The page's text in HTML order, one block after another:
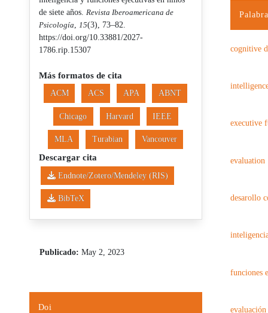
de siete años. Revista Iberoamericana de
Psicología
15(3), 73–82.
https://doi.org/10.33881/2027-
1786.rip.15307
Más formatos de cita
ACM ACS APA ABNT
Chicago Harvard IEEE
MLA Turabian Vancouver
Descargar cita
Endnote/Zotero/Mendeley (RIS)
BibTeX
Publicado: May 2, 2023
Doi
cognitive
executive
evaluation
desarollo
funciones
evaluación